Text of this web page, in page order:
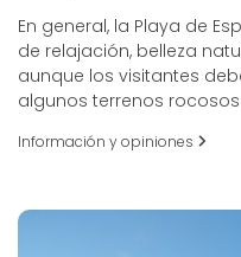
En general, la Playa de
de relajación, belleza
aunque los visitantes
algunos terrenos
Información y opiniones